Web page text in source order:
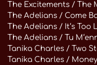
The Excitements / The
The Adelians / Come
The Adelians / It‘s Too
The Adelians / Tu
Tanika Charles / Two
Tanika Charles /